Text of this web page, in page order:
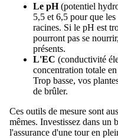
Le pH(potentiel
5,5 et 6,5 pour que
racines. Si le pH est
pourront pas se
présents.
L'EC (conductivité
concentration totale
Trop basse, vos
de brûler.
Ces outils de mesure sont
mêmes. Investissez dans un
l'assurance d'une tour en